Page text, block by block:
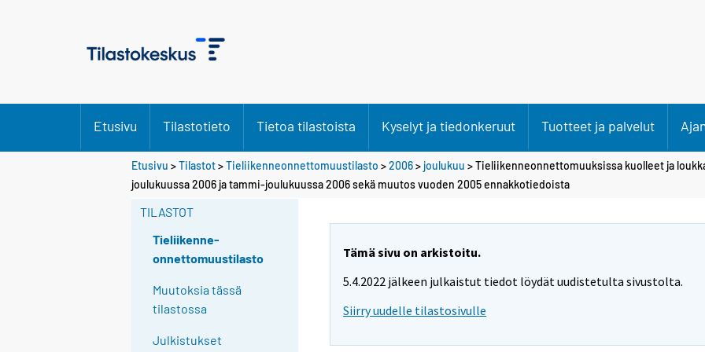
Etusivu Tilastotieto Tietoa tilastoista Kyselyt ja tiedonkeruut Tuotteet ja palvelut
Etusivu >Tilastot>Tieliikenneonnettomuustilasto >2006> joulukuu > Tieliikenneonnettomuuksissa kuolleet ja
joulukuussa 2006 ja tammi-joulukuussa 2006 sekä muutos vuoden 2005 ennakkotiedoista
TILASTOT
Tieliikenne-
onnettomuustilasto
Muutoksia tässä
tilastossa
Julkistukset
Tämä sivu on arkistoitu.
5.4.2022 jälkeen julkaistut tiedot löydät uudistetulta sivustolta.
Siirry uudelle tilastosivulle